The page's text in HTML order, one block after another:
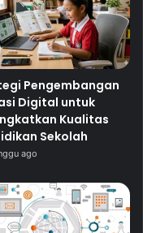
Pengembangan
Digital untuk
Kualitas
Sekolah
ago